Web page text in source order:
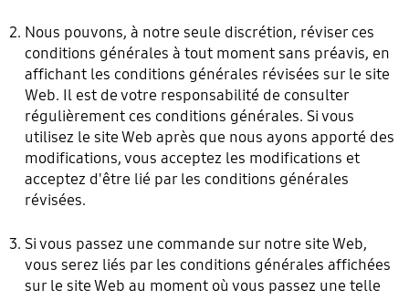
Nous pouvons, à notre seule discrétion, réviser ces
conditions générales à tout moment sans préavis, en
affichant les conditions générales révisées sur le site
Web. Il est de votre responsabilité de consulter
régulièrement ces conditions générales. Si vous
utilisez le site Web après que nous ayons apporté des
modifications, vous acceptez les modifications et
acceptez d'être lié par les conditions générales
révisées.
Si vous passez une commande sur notre site Web,
vous serez liés par les conditions générales affichées
sur le site Web au moment où vous passez une telle